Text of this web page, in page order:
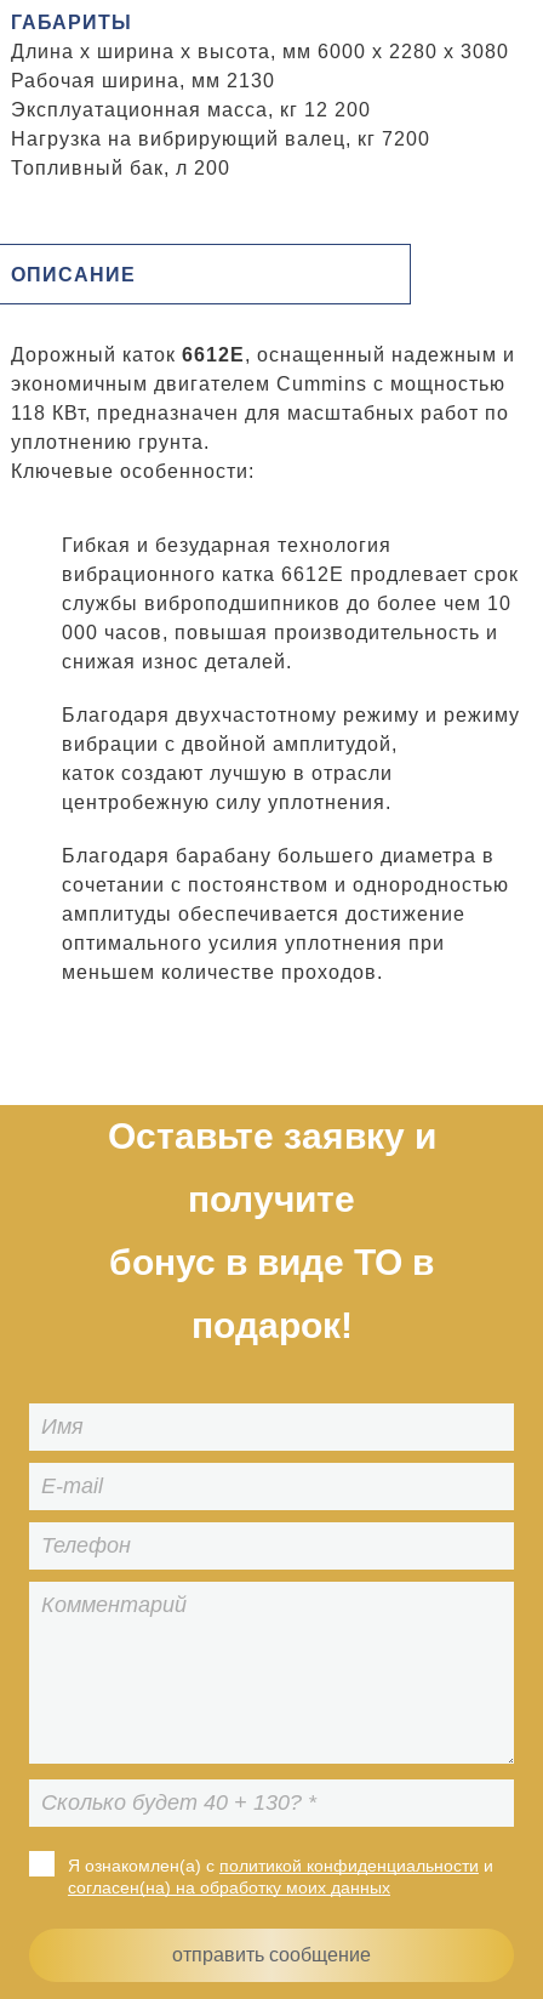
ГАБАРИТЫ
Длина x ширина x высота, мм 6000 x 2280 x 3080
Рабочая ширина, мм 2130
Эксплуатационная масса, кг 12 200
Нагрузка на вибрирующий валец, кг 7200
Топливный бак, л 200
ОПИСАНИЕ
Дорожный каток 6612E, оснащенный надежным и
экономичным двигателем Cummins с мощностью
118 КВт, предназначен для масштабных работ по
уплотнению грунта.
Ключевые особенности:
Гибкая и безударная технология
вибрационного катка 6612E продлевает срок
службы виброподшипников до более чем 10
000 часов, повышая производительность и
снижая износ деталей.
Благодаря двухчастотному режиму и режиму
вибрации с двойной амплитудой,
каток создают лучшую в отрасли
центробежную силу уплотнения.
Благодаря барабану большего диаметра в
сочетании с постоянством и однородностью
амплитуды обеспечивается достижение
оптимального усилия уплотнения при
меньшем количестве проходов.
Оставьте заявку и
получите
бонус в виде ТО в
подарок!
Я ознакомлен(а) с политикой конфиденциальности и
согласен(на) на обработку моих данных
отправить сообщение